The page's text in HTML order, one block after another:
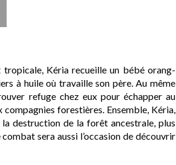
Kéria recueille un bébé orang-
à huile où travaille son père. Au même
refuge chez eux pour échapper au
forestières. Ensemble, Kéria,
destruction de la forêt ancestrale, plus
sera aussi l’occasion de découvrir